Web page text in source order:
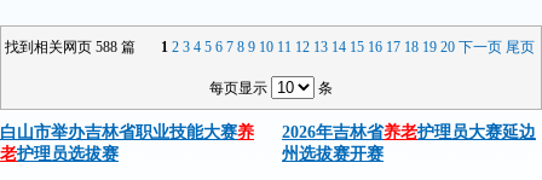
找到相关网页 588 篇 1 2 3 4 5 6 7 8 9 10 11 12 13 14 15 16 17 18 19 20 下一页 尾页
每页显示 条
白山市举办吉林省职业技能大赛养
老护理员选拔赛
2026年吉林省养老护理员大赛延边
州选拔赛开赛